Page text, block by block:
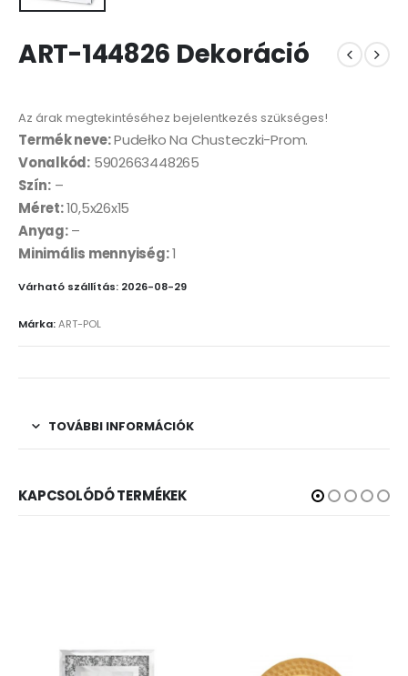
ART-144826 Dekoráció
Az árak megtekintéséhez bejelentkezés szükséges!
Termék neve:Pudełko Na Chusteczki-Prom.
Vonalkód: 5902663448265
Szín:–
Méret:10,5x26x15
Anyag:–
Minimális mennyiség:1
Várható szállítás: 2026-08-29
Márka:ART-POL
TOVÁBBI INFORMÁCIÓK
KAPCSOLÓDÓ TERMÉKEK